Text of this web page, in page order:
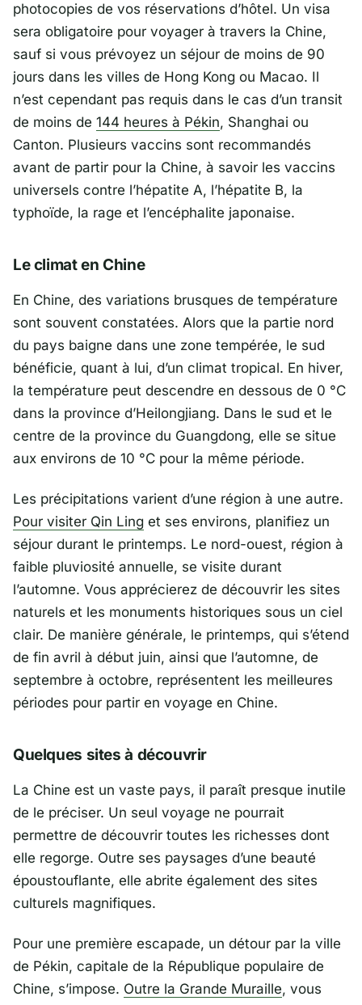
photocopies de vos réservations d’hôtel. Un visa
sera obligatoire pour voyager à travers la Chine,
sauf si vous prévoyez un séjour de moins de 90
jours dans les villes de Hong Kong ou Macao. Il
n’est cependant pas requis dans le cas d’un transit
de moins de 144 heures à Pékin, Shanghai ou
Canton. Plusieurs vaccins sont recommandés
avant de partir pour la Chine, à savoir les vaccins
universels contre l’hépatite A, l’hépatite B, la
typhoïde, la rage et l’encéphalite japonaise.
Le climat en Chine
En Chine, des variations brusques de température
sont souvent constatées. Alors que la partie nord
du pays baigne dans une zone tempérée, le sud
bénéficie, quant à lui, d’un climat tropical. En hiver,
la température peut descendre en dessous de 0 °C
dans la province d’Heilongjiang. Dans le sud et le
centre de la province du Guangdong, elle se situe
aux environs de 10 °C pour la même période.
Les précipitations varient d’une région à une autre.
Pour visiter Qin Ling et ses environs, planifiez un
séjour durant le printemps. Le nord-ouest, région à
faible pluviosité annuelle, se visite durant
l’automne. Vous apprécierez de découvrir les sites
naturels et les monuments historiques sous un ciel
clair. De manière générale, le printemps, qui s’étend
de fin avril à début juin, ainsi que l’automne, de
septembre à octobre, représentent les meilleures
périodes pour partir en voyage en Chine.
Quelques sites à découvrir
La Chine est un vaste pays, il paraît presque inutile
de le préciser. Un seul voyage ne pourrait
permettre de découvrir toutes les richesses dont
elle regorge. Outre ses paysages d’une beauté
époustouflante, elle abrite également des sites
culturels magnifiques.
Pour une première escapade, un détour par la ville
de Pékin, capitale de la République populaire de
Chine, s’impose. Outre la Grande Muraille, vous